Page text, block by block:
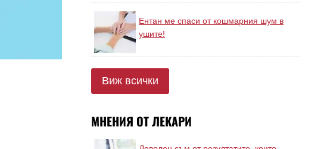
Ентан ме спаси от кошмарния шум в
ушите!
Виж всички
МНЕНИЯ ОТ ЛЕКАРИ